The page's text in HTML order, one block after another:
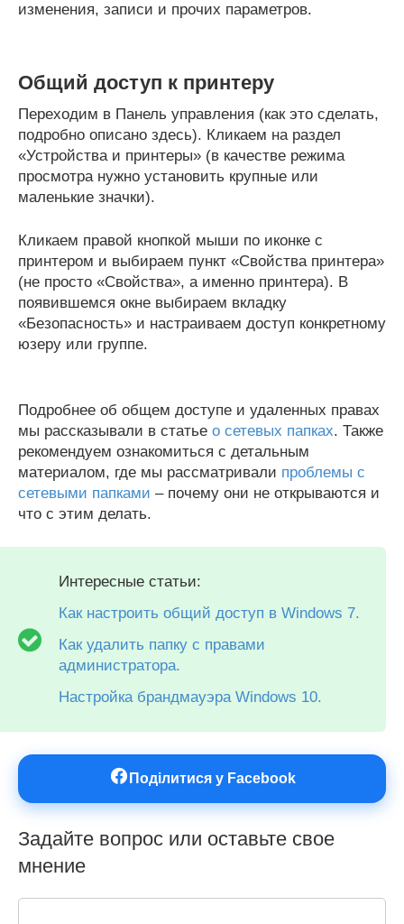
изменения, записи и прочих параметров.
Общий доступ к принтеру
Переходим в Панель управления (как это сделать,
подробно описано здесь). Кликаем на раздел
«Устройства и принтеры» (в качестве режима
просмотра нужно установить крупные или
маленькие значки).
Кликаем правой кнопкой мыши по иконке с
принтером и выбираем пункт «Свойства принтера»
(не просто «Свойства», а именно принтера). В
появившемся окне выбираем вкладку
«Безопасность» и настраиваем доступ конкретному
юзеру или группе.
Подробнее об общем доступе и удаленных правах
мы рассказывали в статье о сетевых папках. Также
рекомендуем ознакомиться с детальным
материалом, где мы рассматривали проблемы с
сетевыми папками – почему они не открываются и
что с этим делать.
Интересные статьи:
Как настроить общий доступ в Windows 7.
Как удалить папку с правами
администратора.
Настройка брандмауэра Windows 10.
Поділитися у Facebook
Задайте вопрос или оставьте свое
мнение